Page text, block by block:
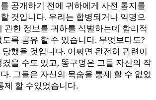
공개하기 전에 귀하에게 사전 통지를
것입니다. 우리는 합병되거나 익명으
관한 정보를 귀하를 식별하는데 합리적
록 공유 할 수 있습니다. 무엇보다도?
했을 것입니다. 어쩌면 완전히 관련이
을 수도 있고, 똥구멍은 그들 자신의 작
. 그들은 자신의 목숨을 통제 할 수 없었
제 할 수있었습니다.